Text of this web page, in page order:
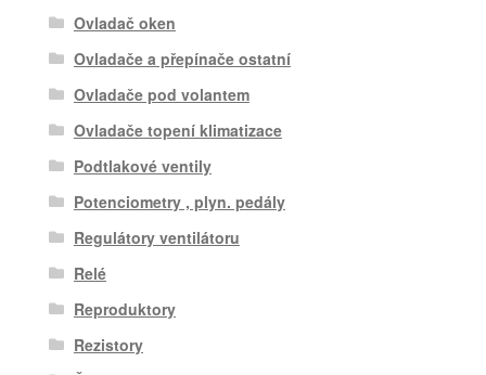
Ovladač oken
Ovladače a přepínače ostatní
Ovladače pod volantem
Ovladače topení klimatizace
Podtlakové ventily
Potenciometry , plyn. pedály
Regulátory ventilátoru
Relé
Reproduktory
Rezistory